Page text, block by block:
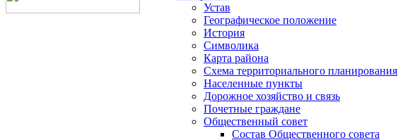
Устав
Географическое положение
История
Символика
Карта района
Схема территориального планирования
Населенные пункты
Дорожное хозяйство и связь
Почетные граждане
Общественный совет
Состав Общественного совета